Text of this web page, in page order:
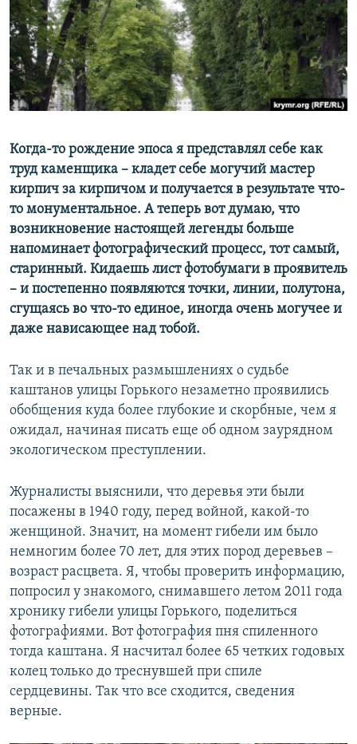
ПОБЕДИТЕЛЕЙ НЕ СУДЯТ?
КРЫМ.НЕПОКОРЕННЫЙ
ELIFBE
УКРАИНСКАЯ ПРОБЛЕМА КРЫМА
ПРИСОЕДИНЯЙТЕСЬ!
Когда-то рождение эпоса я представлял себе как
труд каменщика – кладет себе могучий мастер
кирпич за кирпичом и получается в результате что-
то монументальное. А теперь вот думаю, что
возникновение настоящей легенды больше
напоминает фотографический процесс, тот самый,
старинный. Кидаешь лист фотобумаги в проявитель
– и постепенно появляются точки, линии, полутона,
сгущаясь во что-то единое, иногда очень могучее и
даже нависающее над тобой.
Так и в печальных размышлениях о судьбе
каштанов улицы Горького незаметно проявились
обобщения куда более глубокие и скорбные, чем я
ожидал, начиная писать еще об одном заурядном
экологическом преступлении.
Журналисты выяснили, что деревья эти были
посажены в 1940 году, перед войной, какой-то
женщиной. Значит, на момент гибели им было
немногим более 70 лет, для этих пород деревьев –
возраст расцвета. Я, чтобы проверить информацию,
попросил у знакомого, снимавшего летом 2011 года
хронику гибели улицы Горького, поделиться
фотографиями. Вот фотография пня спиленного
тогда каштана. Я насчитал более 65 четких годовых
колец только до треснувшей при спиле
сердцевины. Так что все сходится, сведения
верные.